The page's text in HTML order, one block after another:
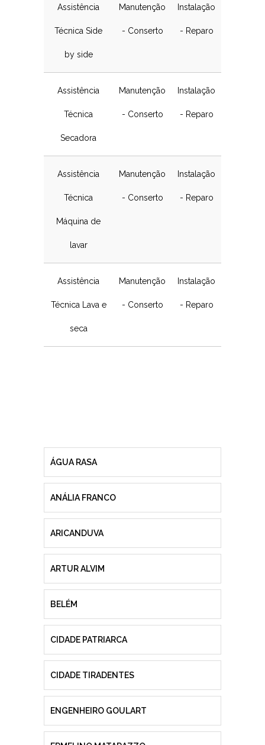
Assistência
Técnica Side
by side
Manutenção
- Conserto
Instalação
- Reparo
Assistência
Técnica
Secadora
Manutenção
- Conserto
Instalação
- Reparo
Assistência
Técnica
Máquina de
lavar
Manutenção
- Conserto
Instalação
- Reparo
Assistência
Técnica Lava e
seca
Manutenção
- Conserto
Instalação
- Reparo
ÁGUA RASA
ANÁLIA FRANCO
ARICANDUVA
ARTUR ALVIM
BELÉM
CIDADE PATRIARCA
CIDADE TIRADENTES
ENGENHEIRO GOULART